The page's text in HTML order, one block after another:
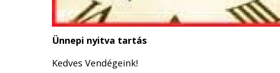
Ünnepi nyitva tartás
Kedves Vendégeink!